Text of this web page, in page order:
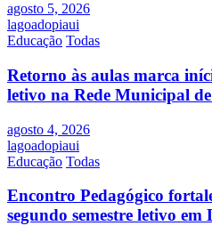
agosto 5, 2026
lagoadopiaui
Educação Todas
Retorno às aulas marca
letivo na Rede Municipal
agosto 4, 2026
lagoadopiaui
Educação Todas
Encontro Pedagógico
segundo semestre letivo